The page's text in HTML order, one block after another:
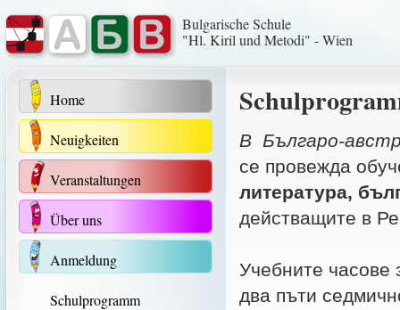
Bulgarische Schule
"Hl. Kiril und Metodi" - Wien
Home
Neuigkeiten
Veranstaltungen
Über uns
Anmeldung
Schulprogramm
В Българо-
се провежда
литература,
действащите в
Учебните часове
два пъти